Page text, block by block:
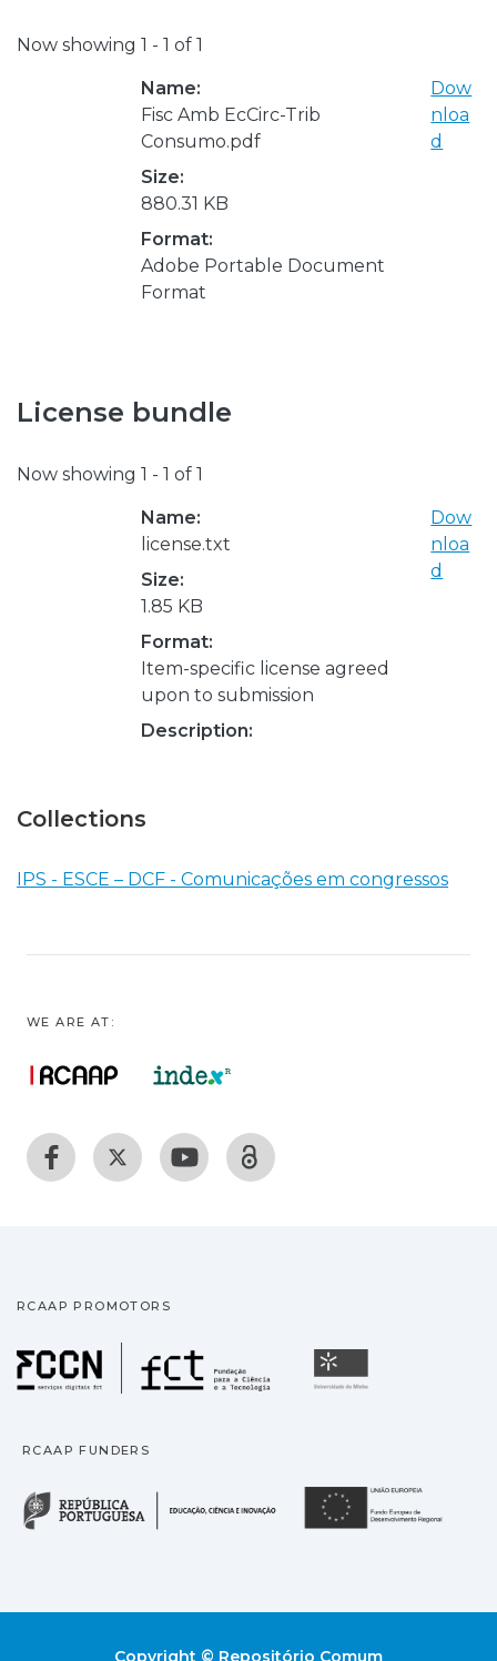
Now showing 1 - 1 of 1
Name:
Fisc Amb EcCirc-Trib
Consumo.pdf
Size:
880.31 KB
Format:
Adobe Portable Document
Format
Dow
nloa
d
License bundle
Now showing 1 - 1 of 1
Name:
license.txt
Size:
1.85 KB
Format:
Item-specific license agreed
upon to submission
Description:
Dow
nloa
d
Collections
IPS - ESCE – DCF - Comunicações em congressos
WE ARE AT:
RCAAP PROMOTORS
Fundação para a
RCAAP FUNDERS
República Portuguesa
Copyright © Repositório Comum